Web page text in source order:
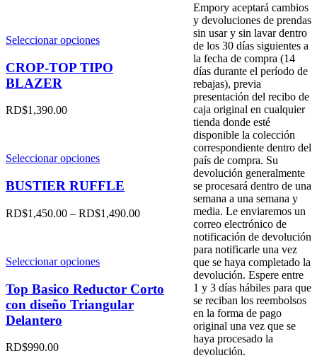
Empory aceptará cambios
y devoluciones de prendas
sin usar y sin lavar dentro
de los 30 días siguientes a
la fecha de compra (14
días durante el período de
rebajas), previa
presentación del recibo de
caja original en cualquier
tienda donde esté
disponible la colección
correspondiente dentro del
país de compra. Su
devolución generalmente
se procesará dentro de una
semana a una semana y
media. Le enviaremos un
correo electrónico de
notificación de devolución
para notificarle una vez
que se haya completado la
devolución. Espere entre
1 y 3 días hábiles para que
se reciban los reembolsos
en la forma de pago
original una vez que se
haya procesado la
devolución.
Seleccionar opcionesEste
tiene
múltiples
elegir
en
la
página
producto
CROP-TOP TIPO
BLAZER
RD$1,390.00
Seleccionar opcionesEste
tiene
múltiples
variantes.
Las
pueden
en
la
página
BUSTIER RUFFLE
RD$1,450.00 – RD$1,490.00
Seleccionar opcionesEste
tiene
múltiples
variantes.
Top Basico Reductor Corto
con diseño Triangular
Delantero
RD$990.00